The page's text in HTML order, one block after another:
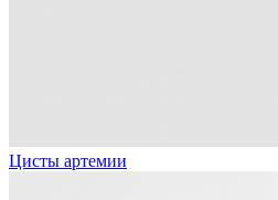
Цисты артемии